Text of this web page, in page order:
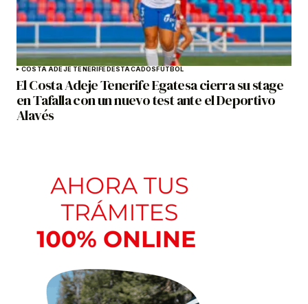
COSTA ADEJE TENERIFE DESTACADOS FÚTBOL
El Costa Adeje Tenerife Egatesa cierra su stage
en Tafalla con un nuevo test ante el Deportivo
Alavés